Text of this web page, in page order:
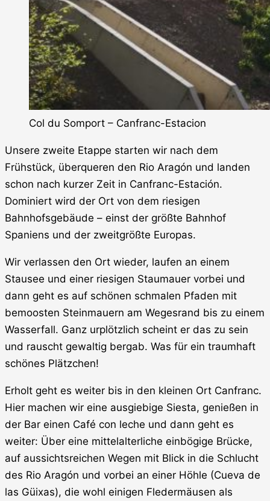
Col du Somport – Canfranc-Estacion
Unsere zweite Etappe starten wir nach dem
Frühstück, überqueren den Rio Aragón und landen
schon nach kurzer Zeit in Canfranc-Estación.
Dominiert wird der Ort von dem riesigen
Bahnhofsgebäude – einst der größte Bahnhof
Spaniens und der zweitgrößte Europas.
Wir verlassen den Ort wieder, laufen an einem
Stausee und einer riesigen Staumauer vorbei und
dann geht es auf schönen schmalen Pfaden mit
bemoosten Steinmauern am Wegesrand bis zu einem
Wasserfall. Ganz urplötzlich scheint er das zu sein
und rauscht gewaltig bergab. Was für ein traumhaft
schönes Plätzchen!
Erholt geht es weiter bis in den kleinen Ort Canfranc.
Hier machen wir eine ausgiebige Siesta, genießen in
der Bar einen Café con leche und dann geht es
weiter: Über eine mittelalterliche einbögige Brücke,
auf aussichtsreichen Wegen mit Blick in die Schlucht
des Rio Aragón und vorbei an einer Höhle (Cueva de
las Güixas), die wohl einigen Fledermäusen als